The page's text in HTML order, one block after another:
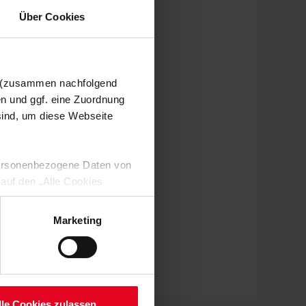
Über Cookies
nachfolgend
und ggf. eine Zuordnung
um diese Webseite
Daten von
den „Alle Cookies
Verarbeitung Ihrer
Art. 6 Abs. 1 lit. a DSGVO
Ihre etwaig erteilten
Marketing